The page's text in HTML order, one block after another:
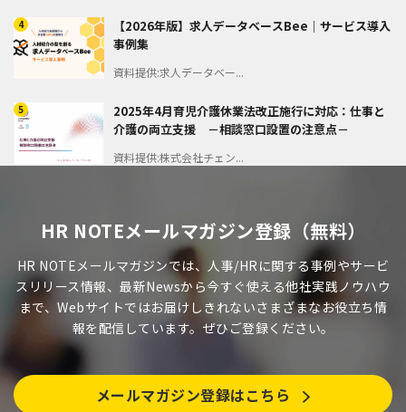
4
【2026年版】求人データベースBee｜サービス導入
事例集
資料提供:求人データベー...
5
2025年4月育児介護休業法改正施行に対応：仕事と
介護の両立支援 －相談窓口設置の注意点－
資料提供:株式会社チェン...
HR NOTEメールマガジン登録（無料）
HR NOTEメールマガジンでは、人事/HRに関する事例やサービ
スリリース情報、最新Newsから今すぐ使える他社実践ノウハウ
まで、Webサイトではお届けしきれないさまざまなお役立ち情
報を配信しています。ぜひご登録ください。
メールマガジン登録はこちら